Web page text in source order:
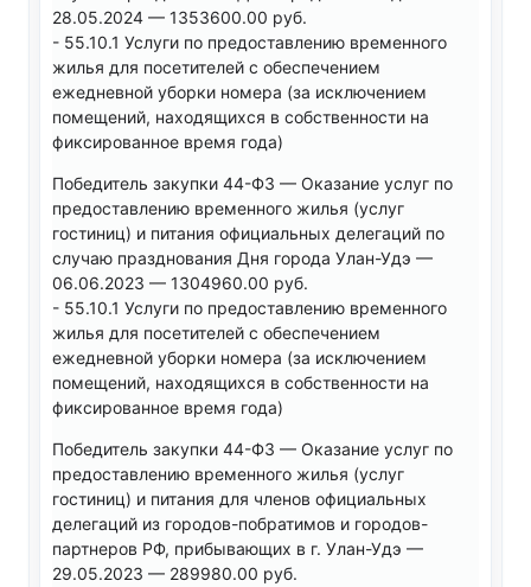
28.05.2024 — 1353600.00 руб.
- 55.10.1 Услуги по предоставлению временного
жилья для посетителей с обеспечением
ежедневной уборки номера (за исключением
помещений, находящихся в собственности на
фиксированное время года)
Победитель закупки 44-ФЗ — Оказание услуг по
предоставлению временного жилья (услуг
гостиниц) и питания официальных делегаций по
случаю празднования Дня города Улан-Удэ —
06.06.2023 — 1304960.00 руб.
- 55.10.1 Услуги по предоставлению временного
жилья для посетителей с обеспечением
ежедневной уборки номера (за исключением
помещений, находящихся в собственности на
фиксированное время года)
Победитель закупки 44-ФЗ — Оказание услуг по
предоставлению временного жилья (услуг
гостиниц) и питания для членов официальных
делегаций из городов-побратимов и городов-
партнеров РФ, прибывающих в г. Улан-Удэ —
29.05.2023 — 289980.00 руб.